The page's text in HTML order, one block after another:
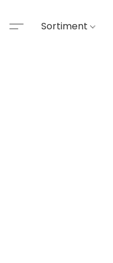
Sortiment